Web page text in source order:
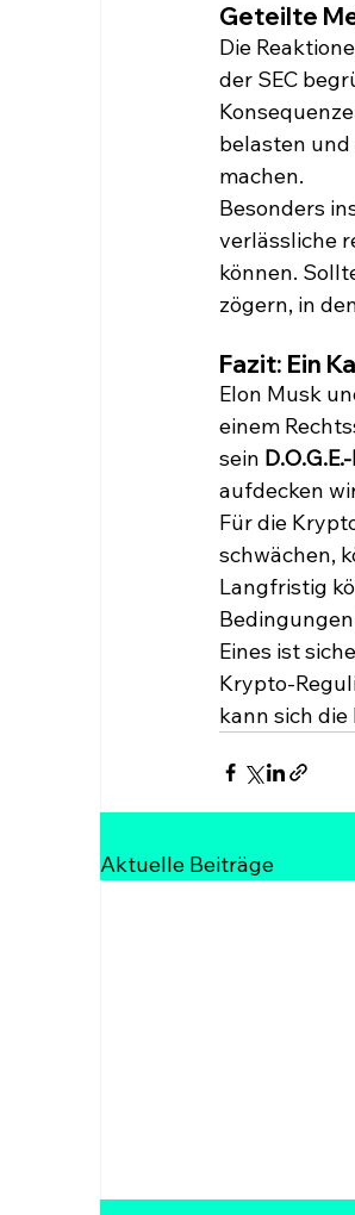
Geteilte
Die
der SEC
belasten
machen.
Besonders
verlässliche
können.
zögern, in
Fazit: Ein
Elon Musk
einem
sein
aufdecken
Für die
schwächen,
Langfristig
Eines ist
Krypto-
kann sich
Aktuelle Beiträge